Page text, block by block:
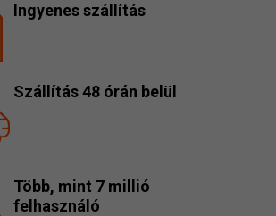
Ingyenes szállítás
Szállítás 48 órán belül
Több, mint 7 millió
felhasználó